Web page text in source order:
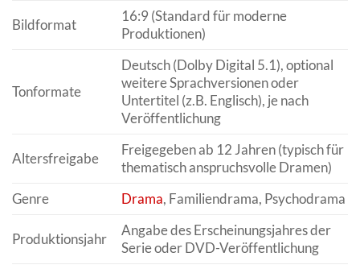
Bildformat
16:9 (Standard für moderne
Produktionen)
Tonformate
Deutsch (Dolby Digital 5.1), optional
weitere Sprachversionen oder
Untertitel (z.B. Englisch), je nach
Veröffentlichung
Altersfreigabe
Freigegeben ab 12 Jahren (typisch für
thematisch anspruchsvolle Dramen)
Genre
Drama, Familiendrama, Psychodrama
Produktionsjahr
Angabe des Erscheinungsjahres der
Serie oder DVD-Veröffentlichung